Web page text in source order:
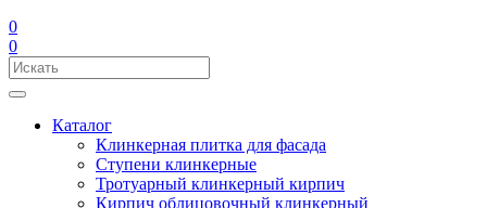
0
0
Каталог
Клинкерная плитка для фасада
Ступени клинкерные
Тротуарный клинкерный кирпич
Кирпич облицовочный клинкерный